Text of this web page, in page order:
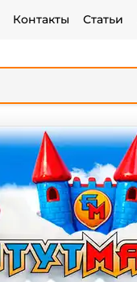
Контакты Статьи